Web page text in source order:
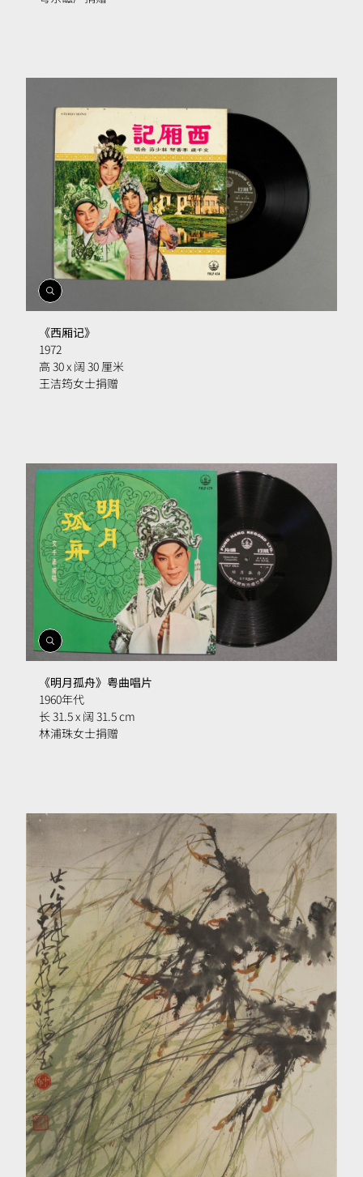
開
啟
相
簿
《西厢记》
1972
高 30 x 阔 30 厘米
王洁筠女士捐赠
開
啟
相
簿
《明月孤舟》粤曲唱片
1960年代
长 31.5 x 阔 31.5 cm
林浦珠女士捐赠